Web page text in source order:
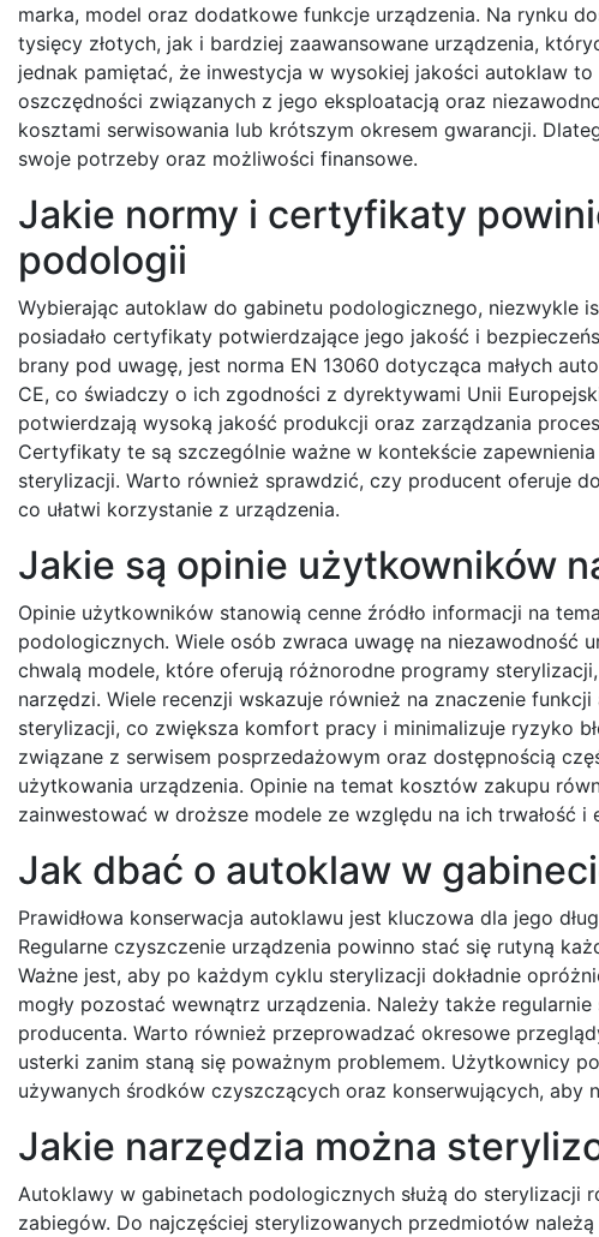
marka, model oraz dodatkowe funkcje urządzenia. Na rynku
tysięcy złotych, jak i bardziej zaawansowane urządzenia,
jednak pamiętać, że inwestycja w wysokiej jakości autoklaw
oszczędności związanych z jego eksploatacją oraz
kosztami serwisowania lub krótszym okresem gwarancji.
swoje potrzeby oraz możliwości finansowe.
Jakie normy i certyfikaty
podologii
Wybierając autoklaw do gabinetu podologicznego, niezwykle
posiadało certyfikaty potwierdzające jego jakość i
brany pod uwagę, jest norma EN 13060 dotycząca małych
CE, co świadczy o ich zgodności z dyrektywami Unii
potwierdzają wysoką jakość produkcji oraz zarządzania
Certyfikaty te są szczególnie ważne w kontekście
sterylizacji. Warto również sprawdzić, czy producent oferuje
co ułatwi korzystanie z urządzenia.
Jakie są opinie użytkowników
Opinie użytkowników stanowią cenne źródło informacji na
podologicznych. Wiele osób zwraca uwagę na niezawodność
chwalą modele, które oferują różnorodne programy
narzędzi. Wiele recenzji wskazuje również na znaczenie
sterylizacji, co zwiększa komfort pracy i minimalizuje ryzyko
związane z serwisem posprzedażowym oraz dostępnością
użytkowania urządzenia. Opinie na temat kosztów zakupu
zainwestować w droższe modele ze względu na ich trwałość
Jak dbać o autoklaw w
Prawidłowa konserwacja autoklawu jest kluczowa dla jego
Regularne czyszczenie urządzenia powinno stać się rutyną
Ważne jest, aby po każdym cyklu sterylizacji dokładnie
mogły pozostać wewnątrz urządzenia. Należy także
producenta. Warto również przeprowadzać okresowe
usterki zanim staną się poważnym problemem. Użytkownicy
używanych środków czyszczących oraz konserwujących, aby
Jakie narzędzia można
Autoklawy w gabinetach podologicznych służą do sterylizacji
zabiegów. Do najczęściej sterylizowanych przedmiotów